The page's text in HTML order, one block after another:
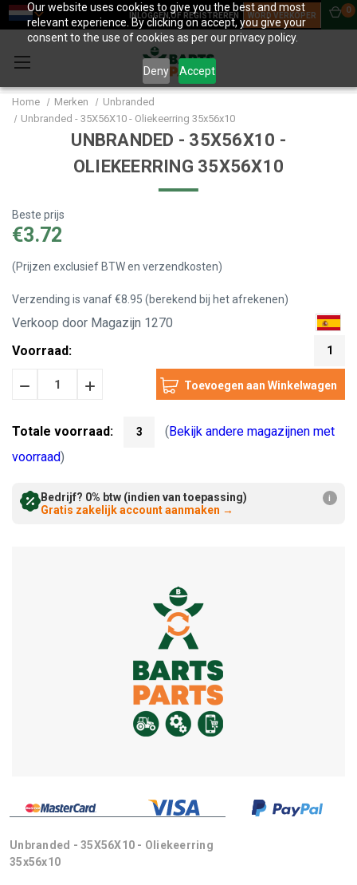
Our website uses cookies to give you the best and most
relevant experience. By clicking on accept, you give your
consent to the use of cookies as per our privacy policy.
Deny Accept
INLOGGEN OF REGISTREREN WORD VERKOPER
0
Home Merken
Unbranded
Unbranded - 35X56X10 - Oliekeerring 35x56x10
UNBRANDED - 35X56X10 -
OLIEKEERRING 35X56X10
Beste prijs
€3.72
(Prijzen exclusief BTW en verzendkosten)
Verzending is vanaf €8.95 (berekend bij het afrekenen)
Verkoop door Magazijn 1270
Voorraad:
1
HoeveelheidHoeveelheid
Totale voorraad: 3 ( Bekijk andere magazijnen met
voorraad)
Bedrijf? 0% btw (indien van toepassing)
Gratis zakelijk account aanmaken →
i
Unbranded - 35X56X10 - Oliekeerring
35x56x10